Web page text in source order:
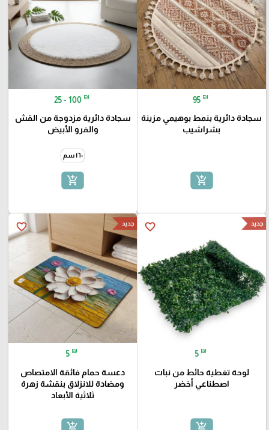
95 ₪
سجادة دائرية بنمط بوهيمي مزينة
بشراشيب
add_shopping_cart
25 - 100 ₪
سجادة دائرية مزدوجة من القش
والفرو الأبيض
١٦٠ سم
add_shopping_cart
favorite_border جديد
5 ₪
لوحة تغطية حائط من نبات
اصطناعي أخضر
add_shopping_cart
favorite_border جديد
5 ₪
دعسة حمام فائقة الامتصاص
ومضادة للانزلاق بنقشة زهرة
ثلاثية الأبعاد
add_shopping_cart